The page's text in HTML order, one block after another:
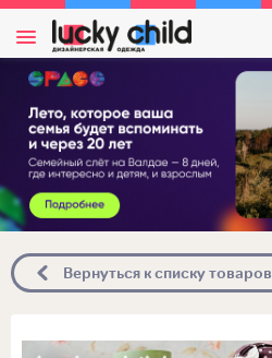
Вернуться к списку товаров